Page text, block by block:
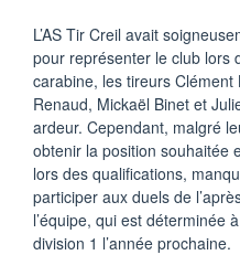
L’AS Tir Creil avait
pour représenter le club lors
carabine, les tireurs
Renaud, Mickaël Binet et
ardeur. Cependant, malgré
obtenir la position souhaitée
lors des qualifications,
participer aux duels de
l’équipe, qui est déterminée
division 1 l’année prochaine.